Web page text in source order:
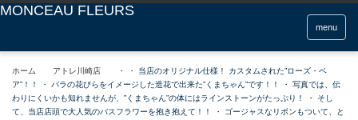
menu
ホーム アトレ川崎店
・ ・ 当店のオリジナル仕様！ カスタムされた”ローズ・ベ
ア”！！ ・ バラの花びらをイメージした造花で出来た”くまちゃん”です！！ ・ 写真では、伝
わりにくいかも知れませんが、”くまちゃん”の体にはラインストーンがたっぷり！ ・ そし
て、当店店頭で大人気のバスフラワーを抱き抱えて！！ ・ ゴージャスなリボンもついて、と